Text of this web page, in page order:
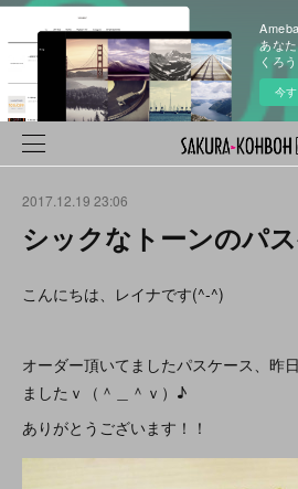
あな
くろう
今
2017.12.19 23:06
シックなトーンのパ
こんにちは、レイナです(^-^)
オーダー頂いてましたパスケース、昨
ましたｖ（＾＿＾ｖ）♪
ありがとうございます！！